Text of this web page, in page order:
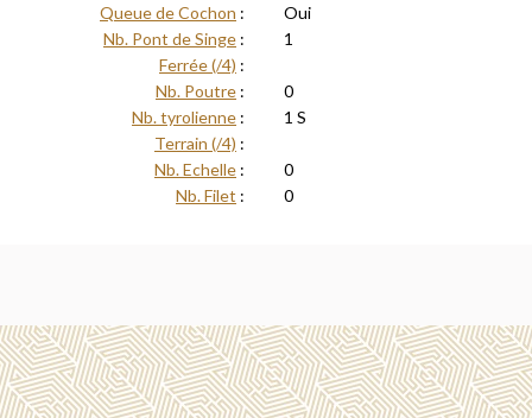
Queue de Cochon :
Oui
Nb. Pont de Singe :
1
Ferrée (/4) :
Nb. Poutre :
0
Nb. tyrolienne :
1 S
Terrain (/4) :
Nb. Echelle :
0
Nb. Filet : 0